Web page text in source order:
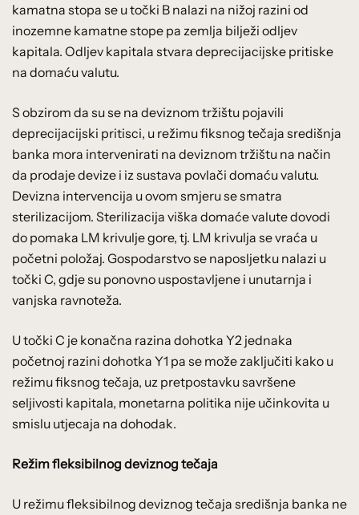
kamatna stopa se u točki B nalazi na nižoj razini od
inozemne kamatne stope pa zemlja bilježi odljev
kapitala. Odljev kapitala stvara deprecijacijske pritiske
na domaću valutu.
S obzirom da su se na deviznom tržištu pojavili
deprecijacijski pritisci, u režimu fiksnog tečaja središnja
banka mora intervenirati na deviznom tržištu na način
da prodaje devize i iz sustava povlači domaću valutu.
Devizna intervencija u ovom smjeru se smatra
sterilizacijom. Sterilizacija viška domaće valute dovodi
do pomaka LM krivulje gore, tj. LM krivulja se vraća u
početni položaj. Gospodarstvo se naposljetku nalazi u
točki C, gdje su ponovno uspostavljene i unutarnja i
vanjska ravnoteža.
U točki C je konačna razina dohotka Y2 jednaka
početnoj razini dohotka Y1 pa se može zaključiti kako u
režimu fiksnog tečaja, uz pretpostavku savršene
seljivosti kapitala, monetarna politika nije učinkovita u
smislu utjecaja na dohodak.
Režim fleksibilnog deviznog tečaja
U režimu fleksibilnog deviznog tečaja središnja banka ne